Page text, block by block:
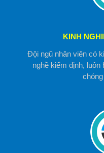
KINH
Đội ngũ nhân viên có
nghề kiểm định, luôn